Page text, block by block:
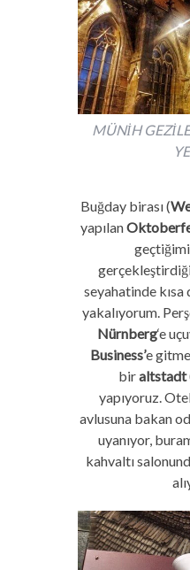
MÜNİH
Buğday birası (
yapılan
seyahatinde kısa
yakalıyorum.
Nürnberg‘e
Business’e
biraltstadt
yapıyoruz.O
avlusuna bakan
uyanıyor,
kahvaltı